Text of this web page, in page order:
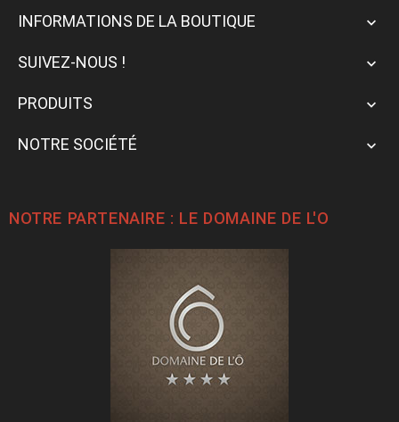
INFORMATIONS DE LA BOUTIQUE 
SUIVEZ-NOUS ! 
PRODUITS 
NOTRE SOCIÉTÉ 
NOTRE PARTENAIRE : LE DOMAINE DE L'O